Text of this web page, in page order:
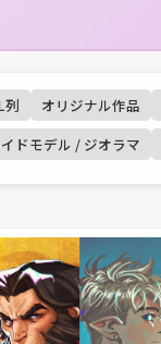
列 オリジナル作品
ドモデル / ジオラマ